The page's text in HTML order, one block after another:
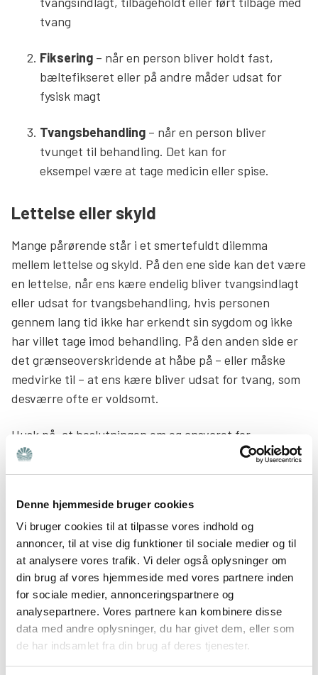
Denne hjemmeside bruger cookies
Vi bruger cookies til at tilpasse vores indhold og
annoncer, til at vise dig funktioner til sociale medier og til
at analysere vores trafik. Vi deler også oplysninger om
din brug af vores hjemmeside med vores partnere inden
for sociale medier, annonceringspartnere og
analysepartnere. Vores partnere kan kombinere disse
data med andre oplysninger, du har givet dem, eller som
de har indsamlet fra din brug af deres tjenester.
tvang
Fiksering – når en person bliver holdt fast,
bæltefikseret eller på andre måder udsat for
fysisk magt
Tvangsbehandling – når en person bliver
tvunget til behandling. Det kan for
eksempel være at tage medicin eller spise.
Lettelse eller skyld
Mange pårørende står i et smertefuldt dilemma
mellem lettelse og skyld. På den ene side kan det være
en lettelse, når ens kære endelig bliver tvangsindlagt
eller udsat for tvangsbehandling, hvis personen
gennem lang tid ikke har erkendt sin sygdom og ikke
har villet tage imod behandling. På den anden side er
det grænseoverskridende at håbe på – eller måske
medvirke til – at ens kære bliver udsat for tvang, som
desværre ofte er voldsomt.
Husk på, at beslutningen om og ansvaret for
tvang altid ligger hos psykiatrien – ikke hos dig. Som
pårørende kan du udtrykke bekymring eller ønske, at
og frygter. Det kommer af omsorg, afmagt og et håb
om, at den, du holder af, kan få hjælp. Det er systemet
og lægerne, der vurderer situationen, træffer
beslutningen og har ansvaret – ikke dig.
Læs mere links
Lyt med:
Podcast: Sådan foregår en
tvangsindlæggelse
Tvang kan gå ud over tillid